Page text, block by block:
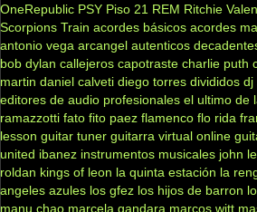
OneRepublic PSY Piso 21 REM Ritchie
Scorpions Train acordes básicos acordes
antonio vega arcangel autenticos
bob dylan callejeros capotraste charlie puth
martin daniel calveti diego torres divididos dj
editores de audio profesionales el ultimo de
ramazzotti fato fito paez flamenco flo rida
lesson guitar tuner guitarra virtual online
united ibanez instrumentos musicales john
roldan kings of leon la quinta estación la
angeles azules los gfez los hijos de barron
manu chao marcela gandara marcos witt